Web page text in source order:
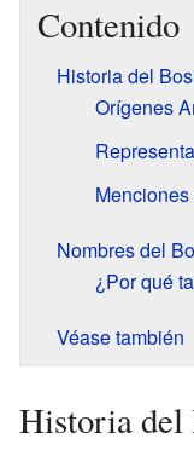
Contenido
Historia del
Orígenes
Nombres del
¿Por qué
Véase también
Historia del